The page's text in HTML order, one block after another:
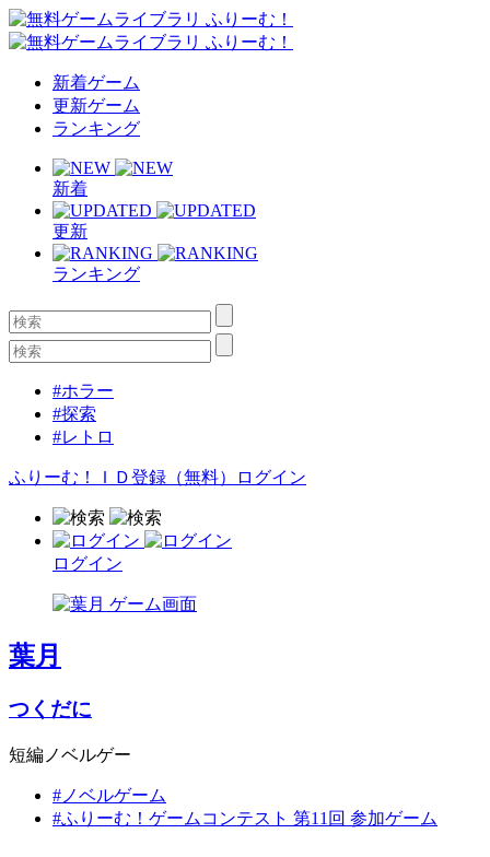
新着ゲーム
更新ゲーム
ランキング
新着
更新
ランキング
#ホラー
#探索
#レトロ
ふりーむ！ＩＤ登録（無料） ログイン
ログイン
葉月
つくだに
短編ノベルゲー
#ノベルゲーム
#ふりーむ！ゲームコンテスト 第11回 参加ゲーム